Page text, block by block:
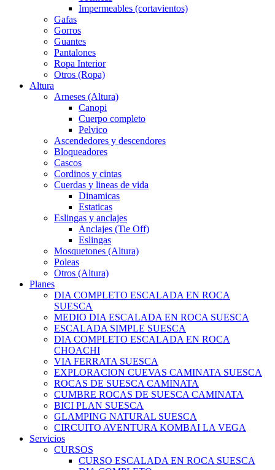
Impermeables (cortavientos)
Gafas
Gorros
Guantes
Pantalones
Ropa Interior
Otros (Ropa)
Altura
Arneses (Altura)
Canopi
Cuerpo completo
Pelvico
Ascendedores y descendores
Bloqueadores
Cascos
Cordinos y cintas
Cuerdas y lineas de vida
Dinamicas
Estaticas
Eslingas y anclajes
Anclajes (Tie Off)
Eslingas
Mosquetones (Altura)
Poleas
Otros (Altura)
Planes
DIA COMPLETO ESCALADA EN ROCA
SUESCA
MEDIO DIA ESCALADA EN ROCA SUESCA
ESCALADA SIMPLE SUESCA
DIA COMPLETO ESCALADA EN ROCA
CHOACHI
VIA FERRATA SUESCA
EXPLORACION CUEVAS CAMINATA SUESCA
ROCAS DE SUESCA CAMINATA
CUMBRE ROCAS DE SUESCA CAMINATA
BICI PLAN SUESCA
GLAMPING NATURAL SUESCA
CIRCUITO AVENTURA KOMBAI LA VEGA
Servicios
CURSOS
CURSO ESCALADA EN ROCA SUESCA